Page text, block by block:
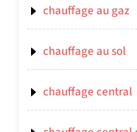
chauffage au gaz
chauffage au sol
chauffage central